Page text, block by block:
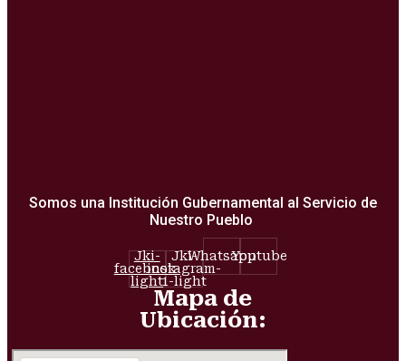
Somos una Institución Gubernamental al Servicio de
Nuestro Pueblo
Jki-
facebook-
light
Jki-
instagram-
1-light
WhatsappYoutube
Mapa de
Ubicación: